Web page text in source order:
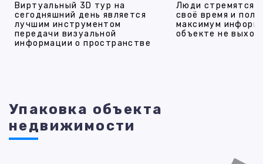
Виртуальный 3D тур на
сегодняшний день является
лучшим инструментом
передачи визуальной
информации о пространстве
Люди стремятся
своё время и
максимум
объекте не
Упаковка объекта
недвижимости